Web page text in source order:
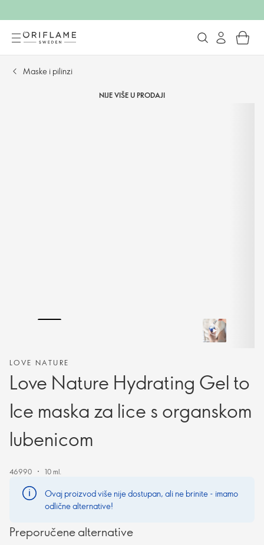
Maske i pilinzi
NIJE VIŠE U PRODAJI
LOVE NATURE
Love Nature Hydrating Gel to
Ice maska za lice s organskom
lubenicom
46990 10 ml.
Ovaj proizvod više nije dostupan, ali ne brinite - imamo
odlične alternative!
Preporučene alternative